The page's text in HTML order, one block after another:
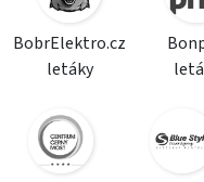
BobrElektro.cz
letáky